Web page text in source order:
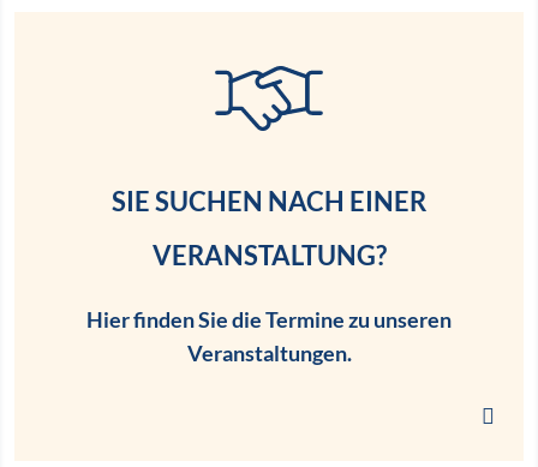
SIE SUCHEN NACH EINER
VERANSTALTUNG?
Hier finden Sie die Termine zu unseren
Veranstaltungen.